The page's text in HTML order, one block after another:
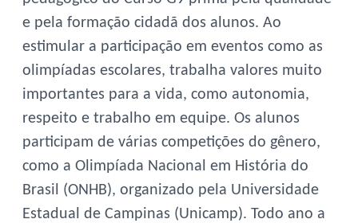
e pela formação cidadã dos alunos. Ao
estimular a participação em eventos como as
olimpíadas escolares, trabalha valores muito
importantes para a vida, como autonomia,
respeito e trabalho em equipe. Os alunos
participam de várias competições do gênero,
como a Olimpíada Nacional em História do
Brasil (ONHB), organizado pela Universidade
Estadual de Campinas (Unicamp). Todo ano a